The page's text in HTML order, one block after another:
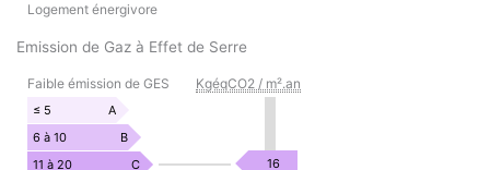
Logement énergivore
Emission de Gaz à Effet de Serre
DE
GAZ
EFFET
Faible émission de GES KgéqCO2 / m².an
≤ 5
A
6 à 10
B
11 à 20
C 16KgéqCO2